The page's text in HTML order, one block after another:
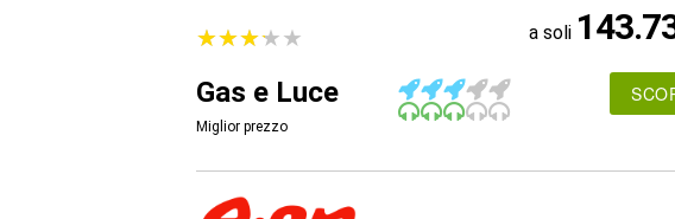
★★★★★
★★★★★ a soli
Gas e Luce
Miglior prezzo